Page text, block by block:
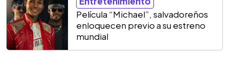
Película “Michael”, salvadoreños
enloquecen previo a su estreno
mundial